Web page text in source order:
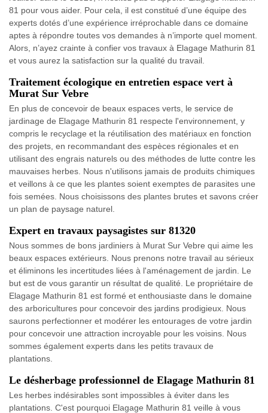
81 pour vous aider. Pour cela, il est constitué d’une équipe des
experts dotés d’une expérience irréprochable dans ce domaine
aptes à répondre toutes vos demandes à n’importe quel moment.
Alors, n’ayez crainte à confier vos travaux à Elagage Mathurin 81
et vous aurez la satisfaction sur la qualité du travail.
Traitement écologique en entretien espace vert à
Murat Sur Vebre
En plus de concevoir de beaux espaces verts, le service de
jardinage de Elagage Mathurin 81 respecte l'environnement, y
compris le recyclage et la réutilisation des matériaux en fonction
des projets, en recommandant des espèces régionales et en
utilisant des engrais naturels ou des méthodes de lutte contre les
mauvaises herbes. Nous n'utilisons jamais de produits chimiques
et veillons à ce que les plantes soient exemptes de parasites une
fois semées. Nous choisissons des plantes brutes et savons créer
un plan de paysage naturel.
Expert en travaux paysagistes sur 81320
Nous sommes de bons jardiniers à Murat Sur Vebre qui aime les
beaux espaces extérieurs. Nous prenons notre travail au sérieux
et éliminons les incertitudes liées à l'aménagement de jardin. Le
but est de vous garantir un résultat de qualité. Le propriétaire de
Elagage Mathurin 81 est formé et enthousiaste dans le domaine
des arboricultures pour concevoir des jardins prodigieux. Nous
saurons perfectionner et modérer les entourages de votre jardin
pour concevoir une attraction incroyable pour les voisins. Nous
sommes également experts dans les petits travaux de
plantations.
Le désherbage professionnel de Elagage Mathurin 81
Les herbes indésirables sont impossibles à éviter dans les
plantations. C'est pourquoi Elagage Mathurin 81 veille à vous